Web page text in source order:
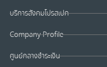
บริการสังคมโปรสเปค
Company Profile
ศูนย์กลางชำระเงิน